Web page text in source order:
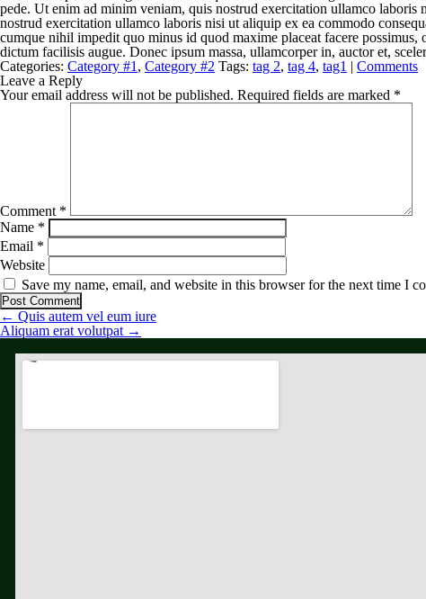
pede. Ut enim ad minim veniam, quis nostrud exercitation ullamco
nostrud exercitation ullamco laboris nisi ut aliquip ex ea commodo
cumque nihil impedit quo minus id quod maxime placeat facere
dictum facilisis augue. Donec ipsum massa, ullamcorper in, auctor et,
Categories: Category #1 , Category #2 Tags: tag 2, tag 4, tag1 | Comments
Leave a Reply
Your email address will not be published. Required fields are marked *
Comment *
Name *
Email *
Website
Save my name, email, and website in this browser for the next time I
← Quis autem vel eum iure
Aliquam erat volutpat →